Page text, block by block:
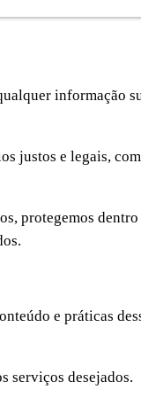
informação
justos e legais,
protegemos dentro
e práticas
serviços desejados.